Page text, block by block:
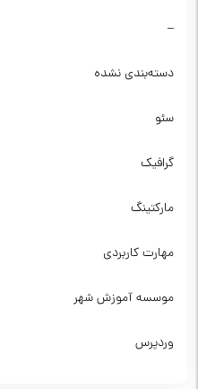
–
دسته‌بندی نشده
سئو
گرافیک
مارکتینگ
مهارت کاربردی
موسسه آموزش شهر
وردپرس